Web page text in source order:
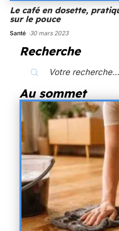
Le café en dosette,
sur le pouce
Santé 30 mars 2023
Recherche
Au sommet